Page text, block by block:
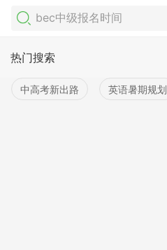
热门搜索
中高考新出路 英语暑期规划